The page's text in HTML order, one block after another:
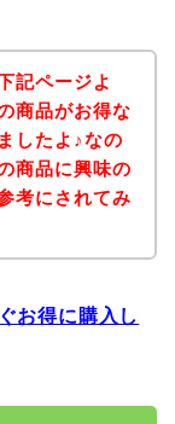
記ページよ
商品がお得な
したよ♪なの
商品に興味の
考にされてみ
お得に購入し